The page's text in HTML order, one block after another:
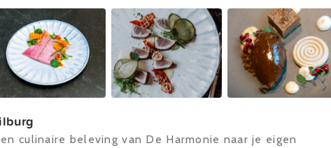
culinaire beleving van De Harmonie naar je eigen